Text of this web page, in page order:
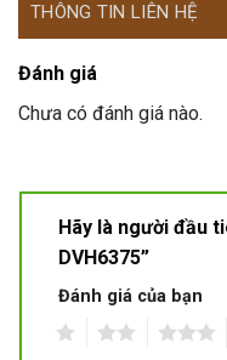
THÔNG TIN LIÊN HỆ
Đánh giá
Chưa có đánh giá nào.
Hãy là người đầu
DVH6375”
Đánh giá của bạn